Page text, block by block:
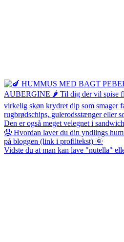
Vidste du at man kan lave "nutella"